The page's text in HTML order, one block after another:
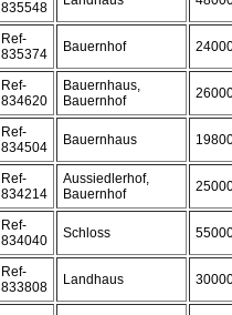
835548
Ref-
835374
Bauernhof
Ref-
834620
Bauernhaus,
Bauernhof
Ref-
834504
Bauernhaus
Ref-
834214
Aussiedlerhof,
Bauernhof
Ref-
834040
Schloss
Ref-
833808
Landhaus